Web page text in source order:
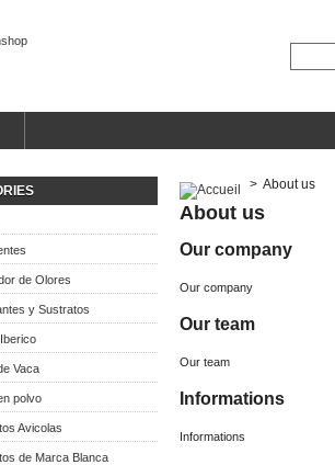
de Olores
y Sustratos
Vaca
polvo
Avicolas
de Marca Blanca
> About us
About us
Our company
Our company
Our team
Our team
Informations
Informations